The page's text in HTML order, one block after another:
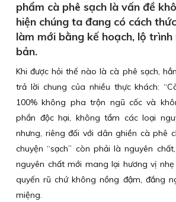
phẩm cà phê sạch là vấn đề
hiện chúng ta đang có cách
làm mới bằng kế hoạch, lộ
bản.
Khi được hỏi thế nào là cà phê sạch,
trả lời chung của nhiều thực khách:
100% không pha trộn ngũ cốc và
phần độc hại, không tẩm các loại
nhưng, riêng đối với dân ghiền cà phê
chuyện “sạch” còn phải là nguyên
nguyên chất mới mang lại hương vị
quyến rũ chứ không nồng đậm, đắng
miệng.